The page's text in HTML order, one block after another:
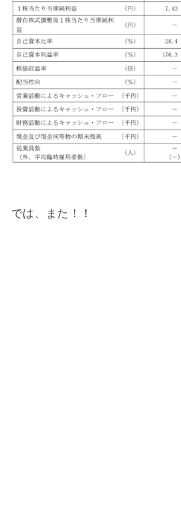
では、また！！